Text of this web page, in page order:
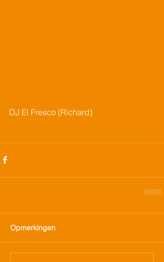
DJ El Fresco (Richard)
Opmerkingen